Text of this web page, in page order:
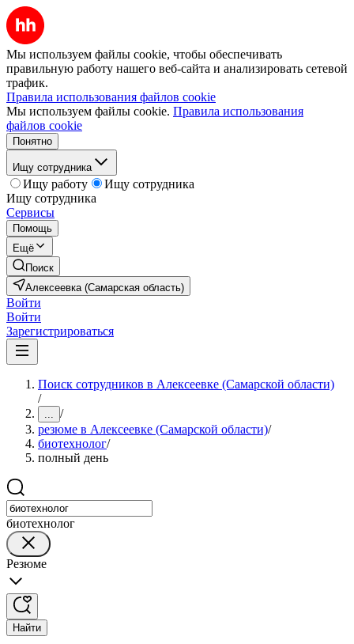
Мы используем файлы cookie, чтобы обеспечивать
правильную работу нашего веб-сайта и анализировать сетевой
трафик.
Правила использования файлов cookie
Мы используем файлы cookie. Правила использования
файлов cookie
Понятно
Ищу сотрудника
Ищу работу
Ищу сотрудника
Ищу сотрудника
Сервисы
Помощь
Ещё
Поиск
Алексеевка (Самарская область)
Войти
Войти
Зарегистрироваться
Поиск сотрудников в Алексеевке (Самарской области)
/
... /
резюме в Алексеевке (Самарской области)/
биотехнолог/
полный день
биотехнолог
Резюме
Найти